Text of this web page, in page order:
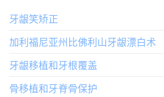
牙龈笑矫正
加利福尼亚州比佛利山牙龈漂白术
牙龈移植和牙根覆盖
骨移植和牙脊骨保护